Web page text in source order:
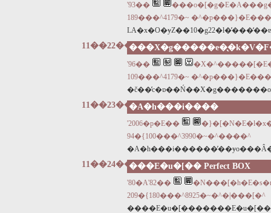
'93��
189���^4179�~
11��22��
'96��
109���^4179�~
11��23���A�h���i����
'2006�p�E��
94�{100���^3990�~�^����^
11��24�����E�u�[�� Perfect BOX
'80�A'82��
209�{180���^8925�~�^�|���[�^